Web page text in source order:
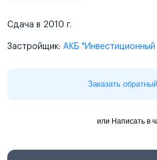
Сдача в 2010 г.
Застройщик: АКБ "Инвестиционный
Заказать
или